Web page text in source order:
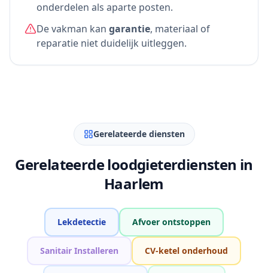
onderdelen als aparte posten.
De vakman kan garantie, materiaal of
reparatie niet duidelijk uitleggen.
Gerelateerde diensten
Gerelateerde loodgieterdiensten in
Haarlem
Lekdetectie Afvoer ontstoppen
Sanitair Installeren CV-ketel onderhoud